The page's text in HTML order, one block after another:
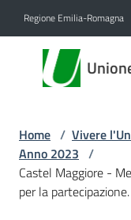
Regione Emilia-Romagna
Unione
Reno
Amministrazione
Home / Vivere
Anno 2023 /
Castel Maggiore -
per la